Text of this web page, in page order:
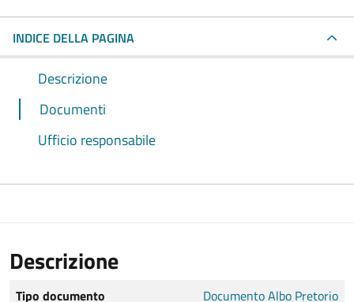
INDICE DELLA PAGINA
Descrizione
Documenti
Ufficio responsabile
Descrizione
Tipo documento
Documento Albo Pretorio